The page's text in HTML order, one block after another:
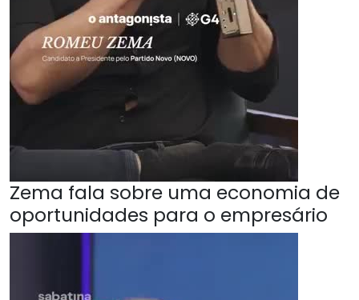
Zema fala sobre uma economia de
oportunidades para o empresário